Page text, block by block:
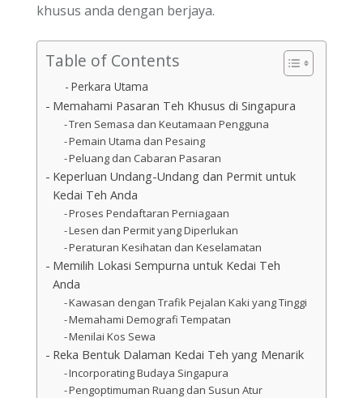
khusus anda dengan berjaya.
Table of Contents
Perkara Utama
Memahami Pasaran Teh Khusus di Singapura
Tren Semasa dan Keutamaan Pengguna
Pemain Utama dan Pesaing
Peluang dan Cabaran Pasaran
Keperluan Undang-Undang dan Permit untuk
Kedai Teh Anda
Proses Pendaftaran Perniagaan
Lesen dan Permit yang Diperlukan
Peraturan Kesihatan dan Keselamatan
Memilih Lokasi Sempurna untuk Kedai Teh
Anda
Kawasan dengan Trafik Pejalan Kaki yang Tinggi
Memahami Demografi Tempatan
Menilai Kos Sewa
Reka Bentuk Dalaman Kedai Teh yang Menarik
Incorporating Budaya Singapura
Pengoptimuman Ruang dan Susun Atur